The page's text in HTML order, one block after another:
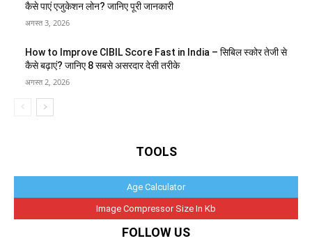
कैसे पाएं एजुकेशन लोन? जानिए पूरी जानकारी
अगस्त 3, 2026
How to Improve CIBIL Score Fast in India – सिबिल स्कोर तेजी से
कैसे बढ़ाएं? जानिए 8 सबसे असरदार देसी तरीके
अगस्त 2, 2026
TOOLS
Age Calculator
Image Compressor Size In Kb
FOLLOW US